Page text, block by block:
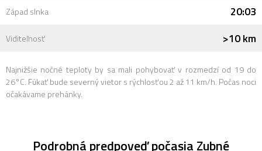
Západ slnka 20:03
Viditeľnosť >10 km
Najnižšie nočné teploty by sa mali pohybovať v rozmedzí od 19 do
26°C. Fúkať bude severný vietor s rýchlosťou 2 až 11 km/h. Počas noci
očakávame prehánky.
Podrobná predpoveď počasia Zubné